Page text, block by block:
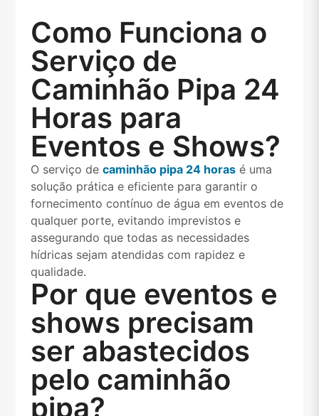
Como Funciona o
Serviço de
Caminhão Pipa 24
Horas para
Eventos e Shows?
O serviço de caminhão pipa 24 horasé uma
solução prática e eficiente para garantir o
fornecimento contínuo de água em eventos de
qualquer porte, evitando imprevistos e
assegurando que todas as necessidades
hídricas sejam atendidas com rapidez e
qualidade.
Por que eventos e
shows precisam
ser abastecidos
pelo caminhão
pipa?